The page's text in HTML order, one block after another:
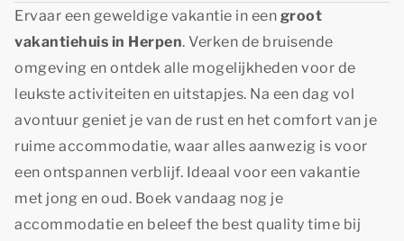
Ervaar een geweldige vakantie in een groot
vakantiehuis in Herpen. Verken de bruisende
omgeving en ontdek alle mogelijkheden voor de
leukste activiteiten en uitstapjes. Na een dag vol
avontuur geniet je van de rust en het comfort van je
ruime accommodatie, waar alles aanwezig is voor
een ontspannen verblijf. Ideaal voor een vakantie
met jong en oud. Boek vandaag nog je
accommodatie en beleef the best quality time bij